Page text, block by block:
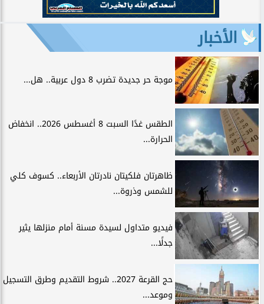
الأخبار
موجة حر جديدة تضرب 8 دول عربية.. هل...
الطقس غدًا السبت 8 أغسطس 2026.. انخفاض
الحرارة...
ظاهرتان فلكيتان نادرتان الأربعاء.. كسوف كلي
للشمس وذروة...
فيديو متداول لسيدة مسنة أمام منزلها يثير
جدلًا...
حج القرعة 2027.. شروط التقديم وطرق التسجيل
وموعد...